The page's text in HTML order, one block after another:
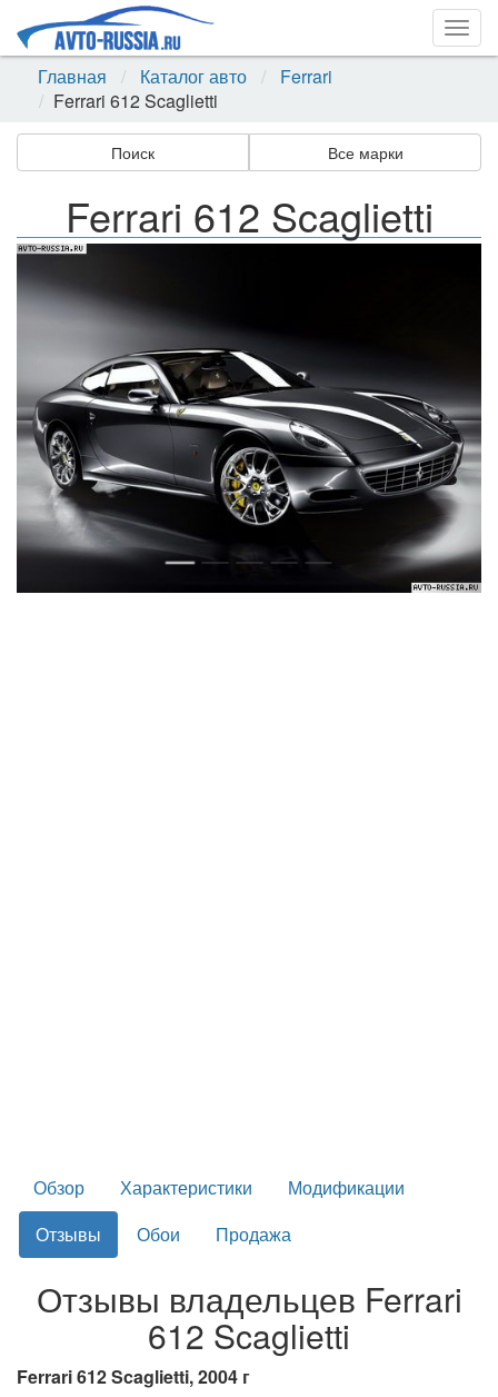
Главная
Каталог авто
Ferrari
Ferrari 612 Scaglietti
Поиск Все марки
Ferrari 612 Scaglietti
Назад
Обзор Характеристики
Модификации
Отзывы
Обои Продажа
Отзывы владельцев Ferrari
612 Scaglietti
Ferrari 612 Scaglietti, 2004 г